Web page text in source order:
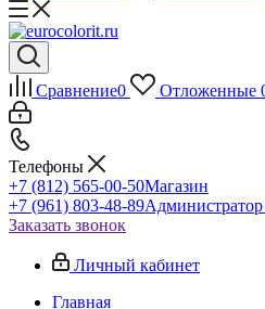
Сравнение0 Отложенные
Телефоны
+7 (812) 565-00-50Магазин
+7 (961) 803-48-89Администратор
Заказать звонок
Личный кабинет
Главная